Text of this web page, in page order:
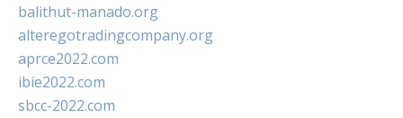
balithut-manado.org
alteregotradingcompany.org
aprce2022.com
ibie2022.com
sbcc-2022.com